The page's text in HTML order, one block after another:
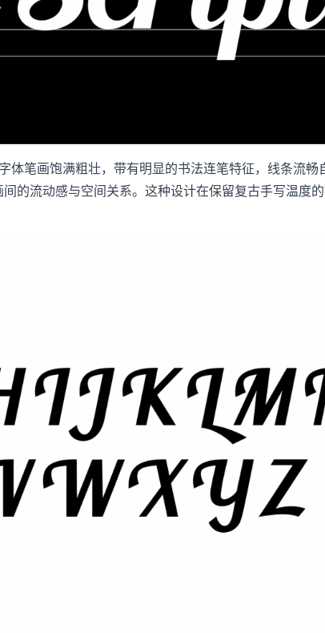
笔画饱满粗壮，带有明显的书法连笔特征，线条流畅
的流动感与空间关系。这种设计在保留复古手写温度